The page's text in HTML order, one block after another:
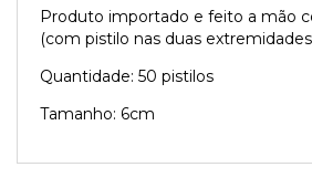
Produto importado e feito a mão
(com pistilo nas duas
Quantidade: 50 pistilos
Tamanho: 6cm